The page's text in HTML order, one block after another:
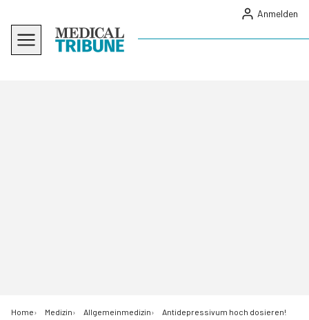
Anmelden
Home Medizin Allgemeinmedizin Antidepressivum hoch dosieren!